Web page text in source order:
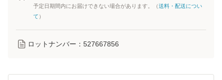
予定日期間内にお届けできない場合があります。（送料・配送につい
て ）
ロットナンバー： 527667856